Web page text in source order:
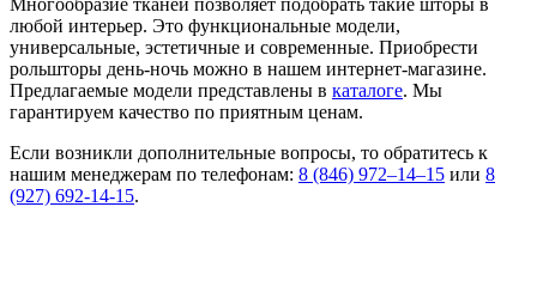
Многообразие тканей позволяет подобрать такие шторы в
любой интерьер. Это функциональные модели,
универсальные, эстетичные и современные. Приобрести
рольшторы день-ночь можно в нашем интернет-магазине.
Предлагаемые модели представлены в каталоге. Мы
гарантируем качество по приятным ценам.
Если возникли дополнительные вопросы, то обратитесь к
нашим менеджерам по телефонам: 8 (846) 972–14–15 или 8
(927) 692-14-15.